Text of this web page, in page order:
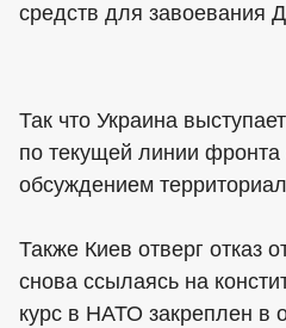
средств для завоевания
Так что Украина
по текущей линии
обсуждением
Также Киев отверг отказ
снова ссылаясь на
курс в НАТО закреплен в